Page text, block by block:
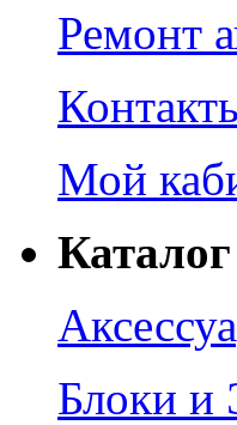
Ремонт
Мой
Блоки и